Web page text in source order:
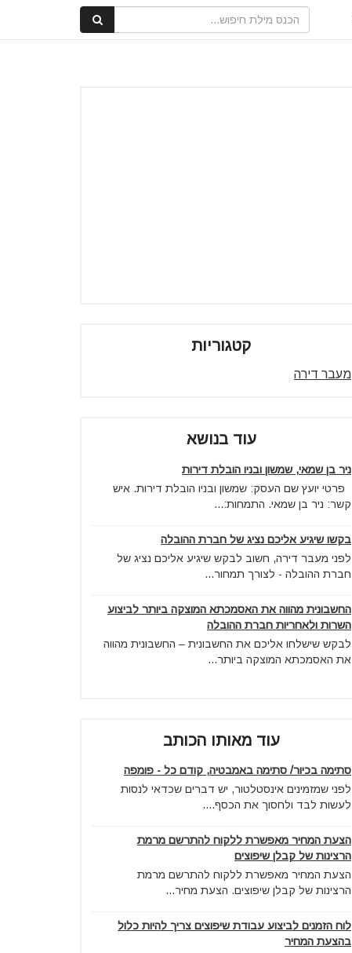
קטגוריות
מעבר דירה
עוד בנושא
ניר בן שמאי, שמשון ובניו הובלת דירות
פרטי יועץ שם העסק: שמשון ובניו הובלת דירות. איש
קשר: ניר בן שמאי. התמחות:...
בקשו שיגיע אליכם נציג של חברת ההובלה
לפני מעבר דירה, חשוב לבקש שיגיע אליכם נציג של
חברת ההובלה - לצורך תמחור...
החשבונית מהווה את האסמכתא המוצקה ביותר לביצוע
השרות ולאחריות חברת ההובלה
לבקש שישלחו אליכם את החשבונית – החשבונית מהווה
את האסמכתא המוצקה ביותר...
עוד מאותו הכותב
סתימה בכיור/ סתימה באמבטיה, קודם כל - פומפה
לפני שמזמינים אינסטלטור, יש דברים שכדאי לנסות
לעשות לבד ולחסוך את הכסף....
הצעת המחיר מאפשרת ללקוח להתרשם מרמת
הרצינות של קבלן שיפוצים
הצעת המחיר מאפשרת ללקוח להתרשם מרמת
הרצינות של קבלן שיפוצים. הצעת מחיר...
לוח הזמנים לביצוע עבודת שיפוצים צריך להיות כלול
בהצעת המחיר